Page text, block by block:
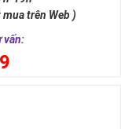
5 đứng giữa dãy số
Mộc – Thủy – Hỏa –
Tín), trong cuộc sống
là 5 yếu tố cho cuộc
các chuyên gia
sống, sự nghiệp để
nhất.
trên Web )
vấn: